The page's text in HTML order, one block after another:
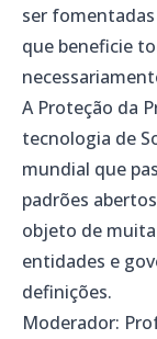
ser
que beneficie
A Proteção da
tecnologia de
mundial que
padrões
objeto de
entidades e
definições.
Moderador: